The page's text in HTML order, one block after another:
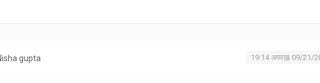
gupta 19:14 अपराह्न 09/21/